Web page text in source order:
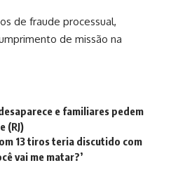
de fraude processual,
de missão na
e familiares pedem
(RJ)
13 tiros teria discutido com
vai me matar?’